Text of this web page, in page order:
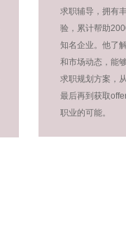
求职辅导，拥有
验，累计帮助
知名企业。他了
和市场动态，能
求职规划方案，
最后再到获取
职业的可能。